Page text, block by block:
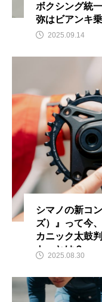
ボクシング統
弥はビアンキ
2025.09.14
シマノの新コ
ズ）』って今
カニック太鼓
ト」とは？
2025.08.30